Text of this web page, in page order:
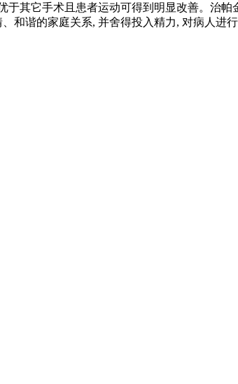
其它手术且患者运动可得到明显改善。治
谐的家庭关系, 并舍得投入精力, 对病人进